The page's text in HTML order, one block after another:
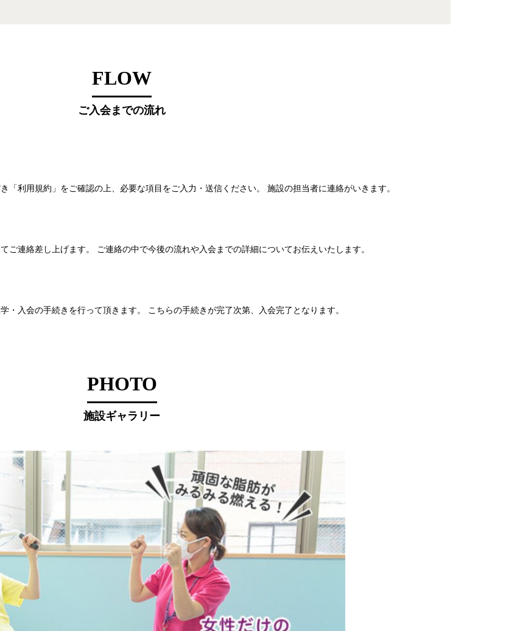
FLOW
ご入会までの流れ
「利用規約」をご確認の上、必要な項目をご入力・送信ください。 施設の担当者に連絡がいきます。
ご連絡差し上げます。 ご連絡の中で今後の流れや入会までの詳細についてお伝えいたします。
・入会の手続きを行って頂きます。 こちらの手続きが完了次第、入会完了となります。
PHOTO
施設ギャラリー